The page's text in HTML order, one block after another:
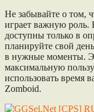
Не забывайте о том,
играет важную роль.
доступны только в
планируйте свой
в нужные моменты.
максимальную
использовать время
Zomboid.